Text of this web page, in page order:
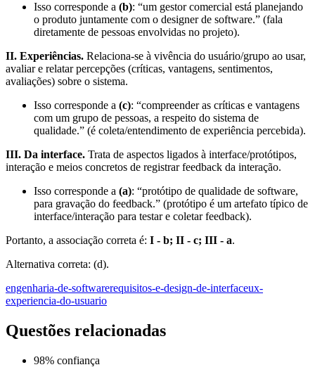
Isso corresponde a (b): “um gestor comercial está planejando
o produto juntamente com o designer de software.” (fala
diretamente de pessoas envolvidas no projeto).
II. Experiências. Relaciona-se à vivência do usuário/grupo ao usar,
avaliar e relatar percepções (críticas, vantagens, sentimentos,
avaliações) sobre o sistema.
Isso corresponde a (c): “compreender as críticas e vantagens
com um grupo de pessoas, a respeito do sistema de
qualidade.” (é coleta/entendimento de experiência percebida).
III. Da interface. Trata de aspectos ligados à interface/protótipos,
interação e meios concretos de registrar feedback da interação.
Isso corresponde a (a): “protótipo de qualidade de software,
para gravação do feedback.” (protótipo é um artefato típico de
interface/interação para testar e coletar feedback).
Portanto, a associação correta é: I - b; II - c; III - a.
Alternativa correta: (d).
engenharia-de-softwarerequisitos-e-design-de-interfaceux-
experiencia-do-usuario
Questões relacionadas
98% confiança